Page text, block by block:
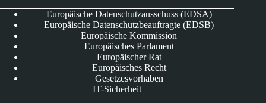
Europäische Datenschutzausschuss (EDSA)
Europäische Datenschutzbeauftragte (EDSB)
Europäische Kommission
Europäisches Parlament
Europäischer Rat
Europäisches Recht
Gesetzesvorhaben
IT-Sicherheit